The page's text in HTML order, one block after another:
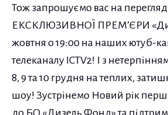
Тож запрошуємо вас на перегляд
ЕКСКЛЮЗИВНОЇ ПРЕМ’ЄРИ
жовтня о 19:00 на наших ютуб-
телеканалу ICTV2! І з
8, 9 та 10 грудня на теплих,
шоу! Зустрінемо Новий рік
до БО «Дизель Фонд» та